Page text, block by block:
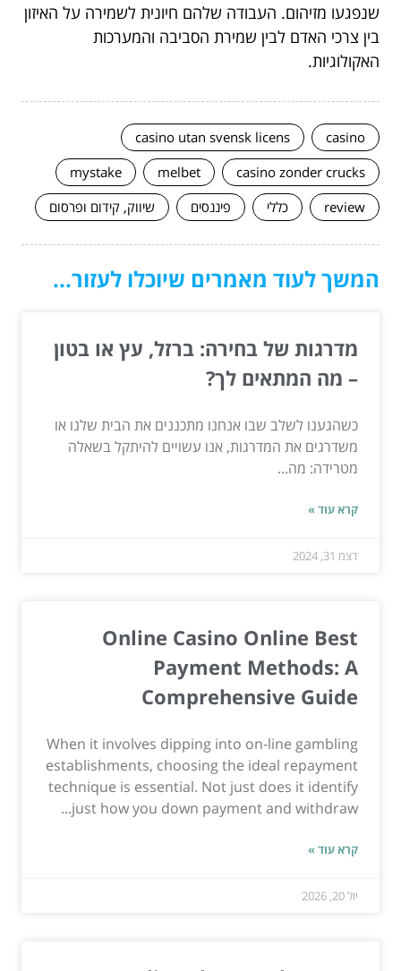
שנפגעו מזיהום. העבודה שלהם חיונית לשמירה על האיזון
בין צרכי האדם לבין שמירת הסביבה והמערכות
האקולוגיות.
casino
casino utan svensk licens
casino zonder crucks
melbet
mystake
review
כללי פיננסים שיווק, קידום ופרסום
המשך לעוד מאמרים שיוכלו לעזור...
מדרגות של בחירה: ברזל, עץ או בטון
– מה המתאים לך?
כשהגענו לשלב שבו אנחנו מתכננים את הבית שלנו או
משדרגים את המדרגות, אנו עשויים להיתקל בשאלה
מטרידה: מה...
קרא עוד »
דצמ 31, 2024
Online Casino Online Best
Payment Methods: A
Comprehensive Guide
When it involves dipping into on-line gambling
establishments, choosing the ideal repayment
technique is essential. Not just does it identify
just how you down payment and withdraw...
קרא עוד »
יול 20, 2026